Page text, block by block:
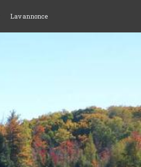
Lav annonce